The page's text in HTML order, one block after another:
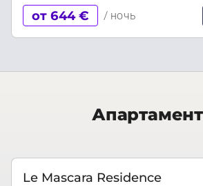
от 644 € / ночь
Le Mascara Residence